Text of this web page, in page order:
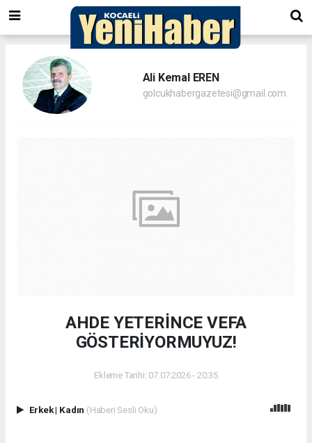
Ali Kemal EREN
golcukhabergazetesi@gmail.com
AHDE YETERİNCE VEFA
GÖSTERİYORMUYUZ!
Ekleme Tarihi: 07.07.2026 - 20:35
Erkek| Kadın (Haberi Sesli Oku)